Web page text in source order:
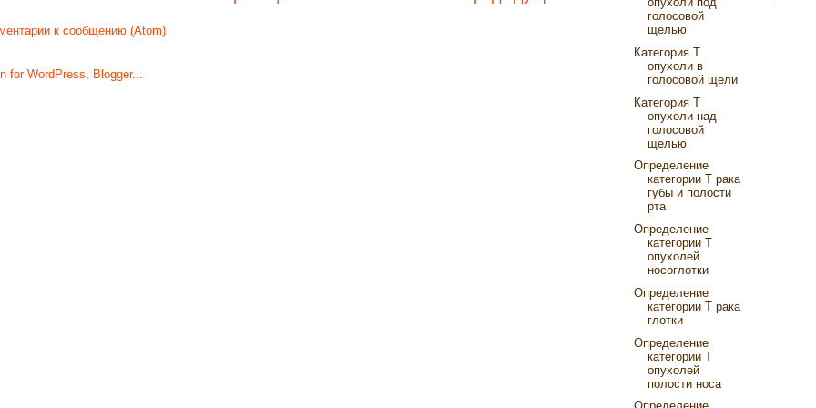
к сообщению (Atom)
голосовой
щелью
Категория Т
опухоли в
голосовой щели
Категория Т
опухоли над
голосовой
щелью
Определение
категории Т рака
губы и полости
рта
Определение
категории Т
опухолей
носоглотки
Определение
категории T рака
глотки
Определение
категории Т
опухолей
полости носа